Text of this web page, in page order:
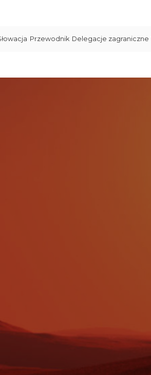
Przewodnik Delegacje zagraniczne